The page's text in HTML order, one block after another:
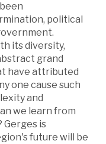
political
its diversity,
grand
have attributed
one cause such
and
we learn from
Gerges is
future will be